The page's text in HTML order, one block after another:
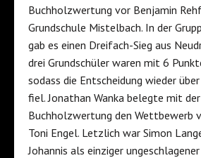
Buchholzwertung vor Benjamin
Grundschule Mistelbach. In der
gab es einen Dreifach-Sieg aus
drei Grundschüler waren mit 6
sodass die Entscheidung wieder
fiel. Jonathan Wanka belegte mit
Buchholzwertung den Wettbewerb
Toni Engel. Letzlich war Simon
Johannis als einziger